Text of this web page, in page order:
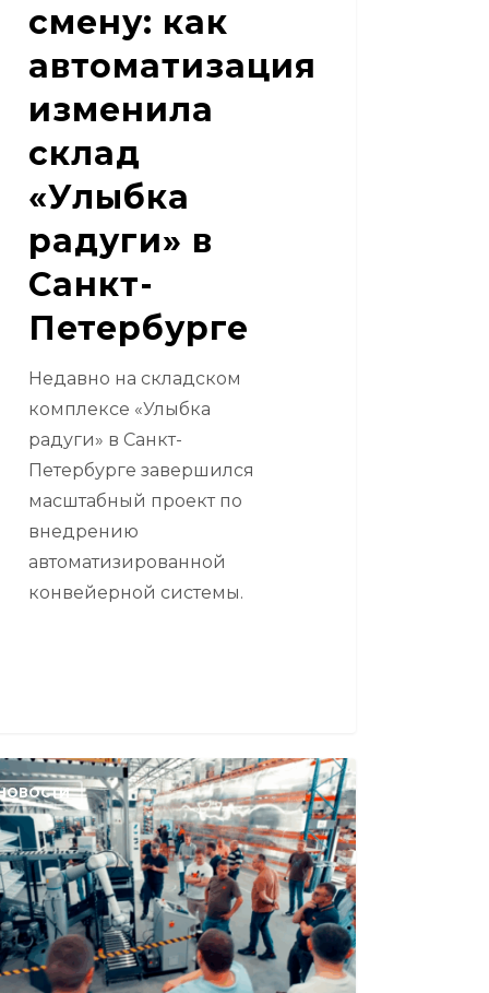
смену: как
автоматизация
изменила
склад
«Улыбка
радуги» в
Санкт-
Петербурге
Недавно на складском
комплексе «Улыбка
радуги» в Санкт-
Петербурге завершился
масштабный проект по
внедрению
автоматизированной
конвейерной системы.